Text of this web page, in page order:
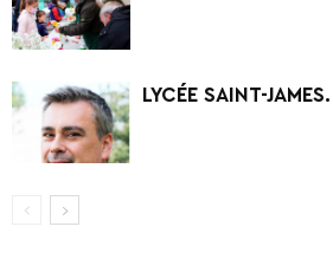
LYCÉE SAINT-JAMES.